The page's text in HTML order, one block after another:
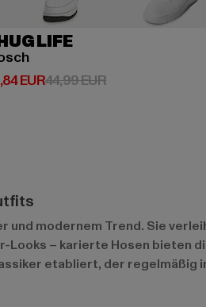
LIFE
EURPreis: 32,84 EUR
44,99 EURAktionspreis:
modernem Trend. Sie
– karierte Hosen bieten
etabliert, der